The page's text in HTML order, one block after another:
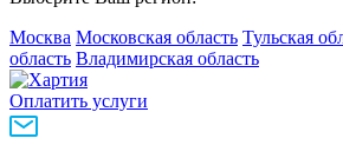
Москва Московская область Тульская
область Владимирская область
Оплатить услуги